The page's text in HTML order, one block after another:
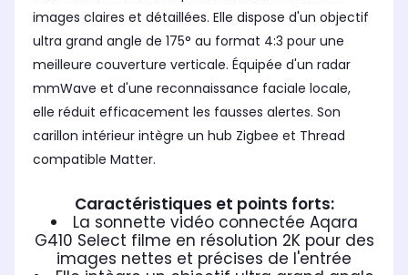
images claires et détaillées. Elle dispose d'un objectif
ultra grand angle de 175° au format 4:3 pour une
meilleure couverture verticale. Équipée d'un radar
mmWave et d'une reconnaissance faciale locale,
elle réduit efficacement les fausses alertes. Son
carillon intérieur intègre un hub Zigbee et Thread
compatible Matter.
Caractéristiques et points forts:
La sonnette vidéo connectée Aqara
G410 Select filme en résolution 2K pour des
images nettes et précises de l'entrée